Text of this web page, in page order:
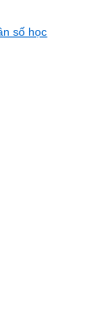
số học